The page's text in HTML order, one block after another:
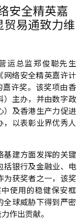
安全精英嘉
贸易通致力维
运总监郑俊聪先生
网络安全精英嘉许计
许奖。该奖项由香
）主办，并由数字政
）及香港生产力促进
，以表彰业界优秀人
基建方面发挥的关键
括银行及金融业、电
为获奖者之一，该奖
使用的稳健保安框
全球威胁下得到严密
作出贡献。